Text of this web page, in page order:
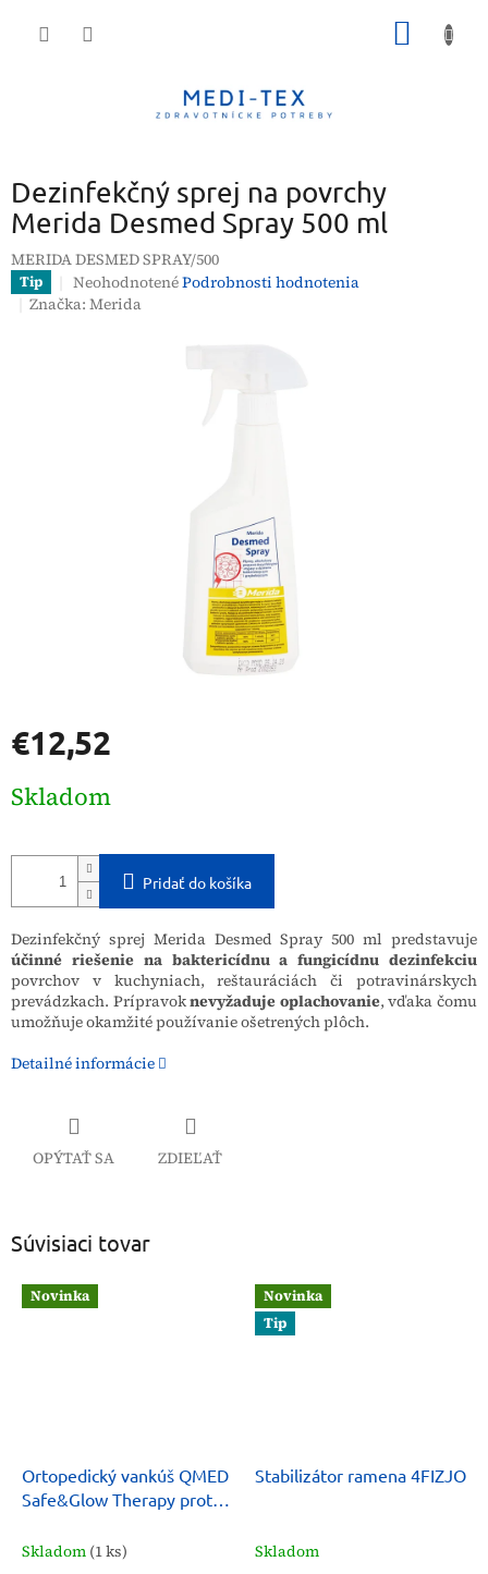
Dezinfekčný sprej na povrchy
Merida Desmed Spray 500 ml
MERIDA DESMED SPRAY/500
Tip
Priemerné
hodnotenie
NeohodnotenéPodrobnosti hodnotenia
Značka:Merida
€12,52
cena:
Skladom
Pridať do košíka
Dezinfekčný sprej Merida Desmed Spray 500 ml predstavuje
účinné riešenie na baktericídnu a fungicídnu dezinfekciu
povrchov v kuchyniach, reštauráciách či potravinárskych
prevádzkach. Prípravoknevyžaduje oplachovanie, vďaka čomu
umožňuje okamžité používanie ošetrených plôch.
Detailné informácie
OPÝTAŤ SA ZDIEĽAŤ
Súvisiaci tovar
Novinka
Ortopedický vankúš QMED
Safe&Glow Therapy proti
Skladom (1 ks)
Novinka
Tip
Stabilizátor ramena 4FIZJO
Skladom